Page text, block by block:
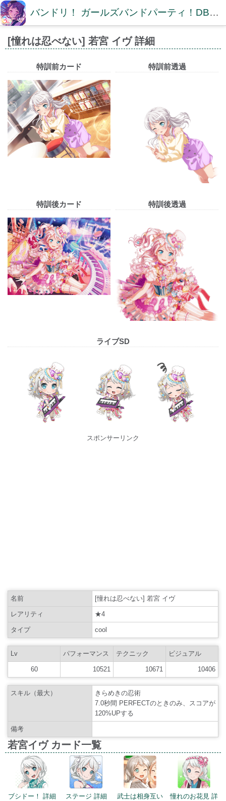
バンドリ！ ガールズバンドパーティ！DB【ガルパDB】
[憧れは忍べない] 若宮 イヴ 詳細
特訓前カード 特訓前透過
特訓後カード 特訓後透過
ライブSD
スポンサーリンク
名前 [憧れは忍べない] 若宮 イヴ
レアリティ ★4
タイプ cool
Lv パフォーマンス テクニック ビジュアル
60 10521 10671 10406
スキル（最大）
きらめきの忍術
7.0秒間 PERFECTのときのみ、スコアが
120%UPする
備考
若宮イヴ カード一覧
ブシドー！ 詳細 ステージ 詳細
武士は相身互い
憧れのお花見 詳